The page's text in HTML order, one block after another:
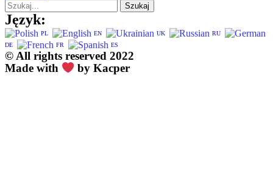
Szukaj
Język:
PL EN UK
RU
DE
FR ES
© All rights reserved 2022
Made with
by Kacper